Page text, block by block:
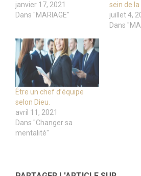
janvier 17, 2021
Dans "MARIAGE"
sein de
juillet 4,
Dans
Être un chef d’équipe
selon Dieu.
avril 11, 2021
Dans "Changer sa
mentalité"